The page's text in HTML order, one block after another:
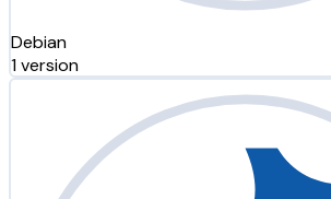
Debian
1 version